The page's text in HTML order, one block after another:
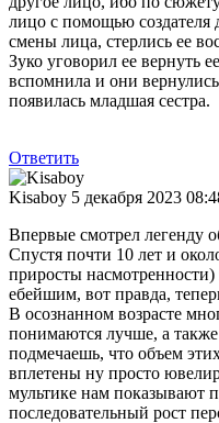
лицо с помощью создателя
смены лица, стерлись ее
Зуко уговорил ее вернуть
вспомнила и они
появилась младшая сестра.
Ответить
Kisaboy 5 декабря 2023
Впервые смотрел легенду
Спустя почти 10 лет и
приросты насмотренности)
ебейшим, вот правда,
В осознанном возрасте
понимаются лучше, а
подмечаешь, что объем
вплетены ну просто
мультике нам показывают
последовательный рост